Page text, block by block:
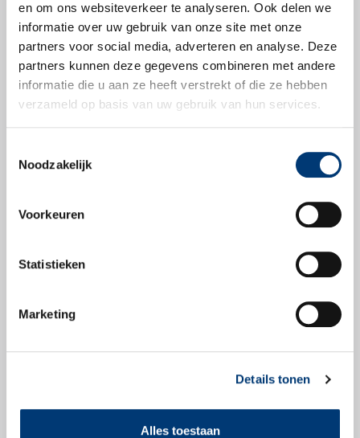
en om ons websiteverkeer te analyseren. Ook delen we
informatie over uw gebruik van onze site met onze
partners voor social media, adverteren en analyse. Deze
partners kunnen deze gegevens combineren met andere
informatie die u aan ze heeft verstrekt of die ze hebben
verzameld op basis van uw gebruik van hun services.
Noodzakelijk
Voorkeuren
Statistieken
Marketing
Details tonen
Alles toestaan
BMW LL-04
Porsche C30
Opel GM-LL-A-025 / GM-LL-B-025 /
OV0401547-G30 / OV0401547-D30